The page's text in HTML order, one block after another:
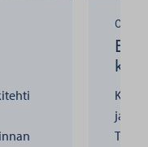
ja
Tuon